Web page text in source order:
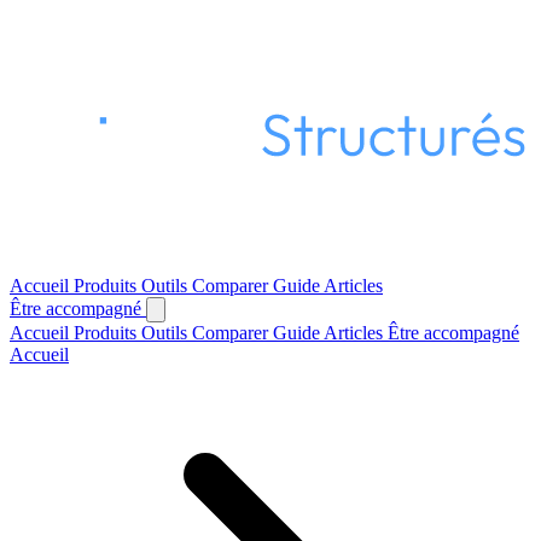
Accueil Produits Outils ComparerGuide Articles
Être accompagné
Accueil Produits Outils ComparerGuide Articles Être accompagné
Accueil